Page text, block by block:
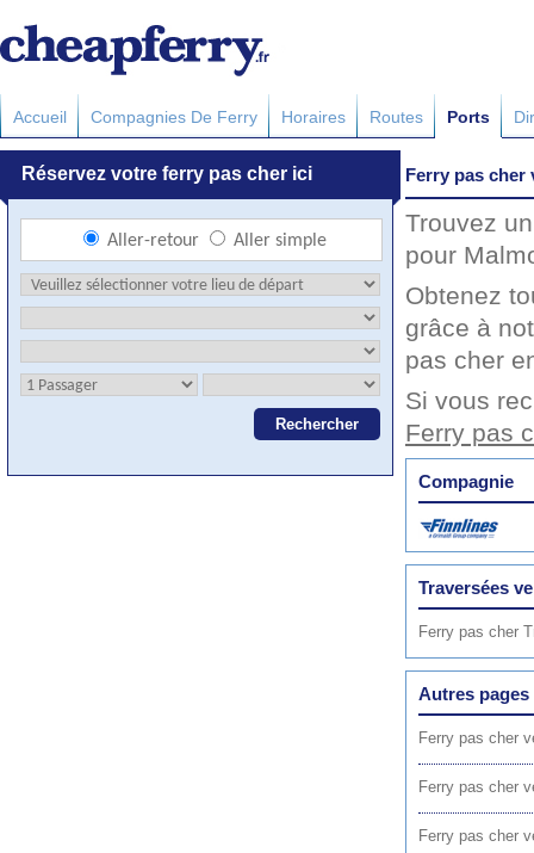
Accueil Compagnies De Ferry Horaires Routes Ports
Ferry pas cher
Trouvez
pour
Obtenez
grâce à
pas cher
Si vous
Ferry pas
Compagnie
Traversées
Ferry pas cher
Autres pages
Ferry pas cher
Ferry pas cher
Ferry pas cher